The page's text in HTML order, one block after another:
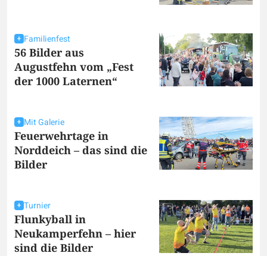
Familienfest
56 Bilder aus
Augustfehn vom „Fest
der 1000 Laternen“
Mit Galerie
Feuerwehrtage in
Norddeich – das sind die
Bilder
Turnier
Flunkyball in
Neukamperfehn – hier
sind die Bilder